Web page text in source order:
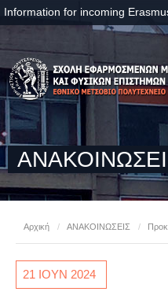
Information for incoming
Αρχική / ΑΝΑΚΟΙΝΩΣΕΙΣ /
21 ΙΟΥΝ 2024